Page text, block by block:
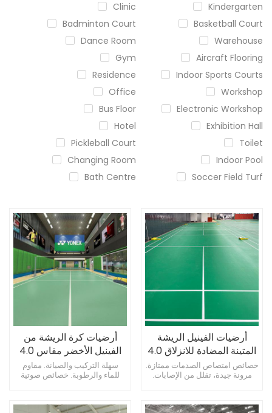
Clinic
Kindergarten
Badminton Court
Basketball Court
Dance Room
Warehouse
Gym
Aircraft Flooring
Residence
Indoor Sports Courts
Office
Workshop
Bus Floor
Electronic Workshop
Hotel
Exhibition Hall
Pickleball Court
Toilet
Changing Room
Indoor Pool
Bath Centre
Soccer Field Turf
أرضيات كرة الريشة من
الفينيل الأخضر مقاس 4.0
مم لجميع الملاعب
سهلة التركيب والصيانة. مقاوم
للماء والرطوبة. خصائص صوتية
أرضيات الفينيل الريشة
المتينة المضادة للانزلاق 4.0
مم باللون الأزرق
خصائص امتصاص الصدمات ممتازة.
مرونة جيدة، تقلل من الإصابات.